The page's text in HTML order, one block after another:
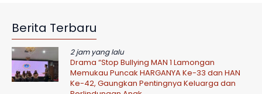
Berita Terbaru
2 jam yang lalu
Drama “Stop Bullying MAN 1 Lamongan
Memukau Puncak HARGANYA Ke-33 dan HAN
Ke-42, Gaungkan Pentingnya Keluarga dan